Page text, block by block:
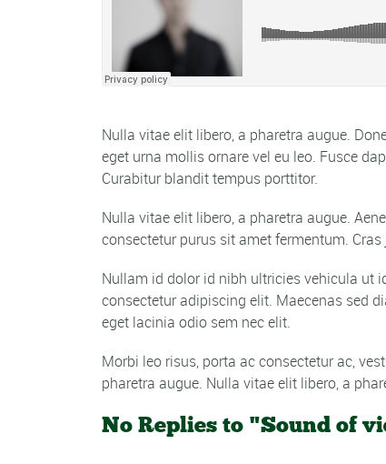
Nulla vitae elit libero, a pharetra augue.
eget urna mollis ornare vel eu leo. Fusce
Curabitur blandit tempus porttitor.
Nulla vitae elit libero, a pharetra augue.
consectetur purus sit amet fermentum.
Nullam id dolor id nibh ultricies vehicula ut
consectetur adipiscing elit. Maecenas sed
eget lacinia odio sem nec elit.
Morbi leo risus, porta ac consectetur ac,
pharetra augue. Nulla vitae elit libero, a
No Replies to "Sound of